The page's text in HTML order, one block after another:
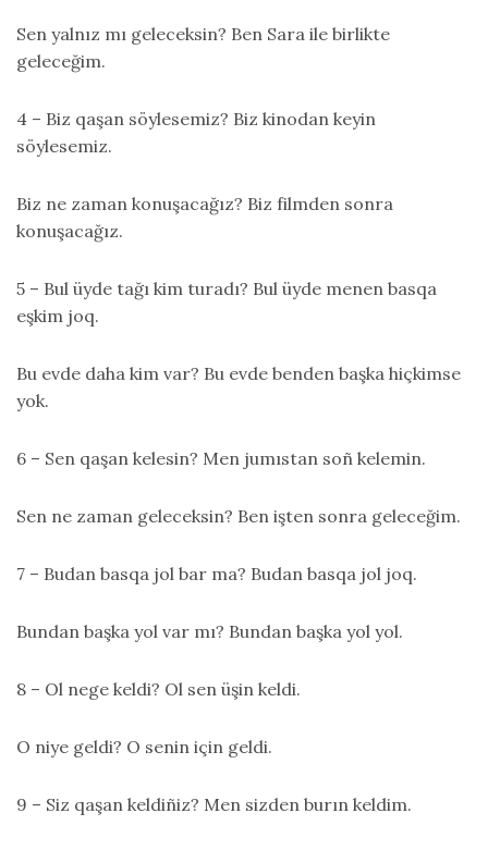
Sen yalnız mı geleceksin? Ben Sara ile birlikte
geleceğim.
4 – Biz qaşan söylesemiz? Biz kinodan keyin
söylesemiz.
Biz ne zaman konuşacağız? Biz filmden sonra
konuşacağız.
5 – Bul üyde tağı kim turadı? Bul üyde menen basqa
eşkim joq.
Bu evde daha kim var? Bu evde benden başka hiçkimse
yok.
6 – Sen qaşan kelesin? Men jumıstan soñ kelemin.
Sen ne zaman geleceksin? Ben işten sonra geleceğim.
7 – Budan basqa jol bar ma? Budan basqa jol joq.
Bundan başka yol var mı? Bundan başka yol yol.
8 – Ol nege keldi? Ol sen üşin keldi.
O niye geldi? O senin için geldi.
9 – Siz qaşan keldiñiz? Men sizden burın keldim.